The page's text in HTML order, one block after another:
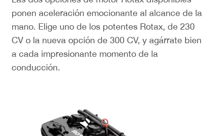
ponen aceleración emocionante al alcance de la
mano. Elige uno de los potentes Rotax, de 230
CV o la nueva opción de 300 CV, y agárrate bien
a cada impresionante momento de la
conducción.